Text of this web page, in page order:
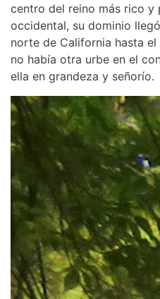
centro del reino más rico y
occidental, su dominio
norte de California hasta
no había otra urbe en el
ella en grandeza y señorío.